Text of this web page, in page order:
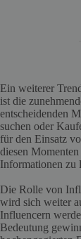
Ein weiterer
ist die
entscheidenden
suchen oder
für den Einsatz
diesen
Informationen zu
Die Rolle von
wird sich weiter
Influencern
Bedeutung